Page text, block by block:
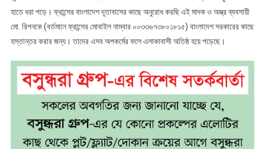
হাতে ধরা পড়ে। ফ্রান্সের বাংলাদেশ দূতাবাসের কাছে অনুরোধ করছি এই মাদক ও অস্ত্র ব্যবসায়ী
মো. রিপনকে (বর্তমানে ফ্রান্সের মোবাইল নাম্বার ০০৩৩৬৭৩৮০১৮১৫) বাংলাদেশ সরকারের কাছে
হস্তান্তর করার জন্য। তাদের এসব অপকর্মের ফলে এলাকাবাসী অতিষ্ঠ হয়ে পড়েছে।